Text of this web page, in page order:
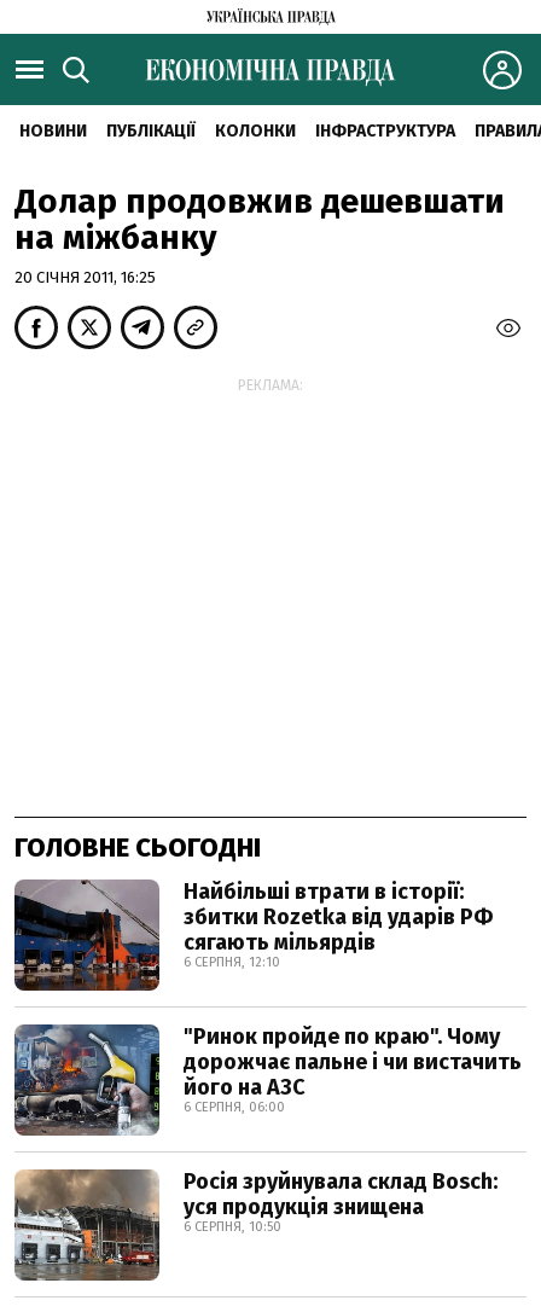
НОВИНИ ПУБЛІКАЦІЇ КОЛОНКИ ІНФРАСТРУКТУРА
Долар продовжив дешевшати
на міжбанку
20 СІЧНЯ 2011, 16:25
РЕКЛАМА:
ГОЛОВНЕ СЬОГОДНІ
Найбільші втрати в історії:
збитки Rozetka від ударів РФ
сягають мільярдів
6 СЕРПНЯ, 12:10
"Ринок пройде по краю". Чому
дорожчає пальне і чи вистачить
його на АЗС
6 СЕРПНЯ, 06:00
Росія зруйнувала склад Bosch:
уся продукція знищена
6 СЕРПНЯ, 10:50